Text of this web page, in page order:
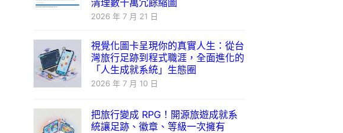
2026 年 7 月 21 日
視覺化圖卡呈現你的真實人生：從台
灣旅行足跡到程式職涯，全面進化的
「人生成就系統」生態圈
2026 年 7 月 10 日
把旅行變成 RPG！開源旅遊成就系
統讓足跡、徽章、等級一次擁有